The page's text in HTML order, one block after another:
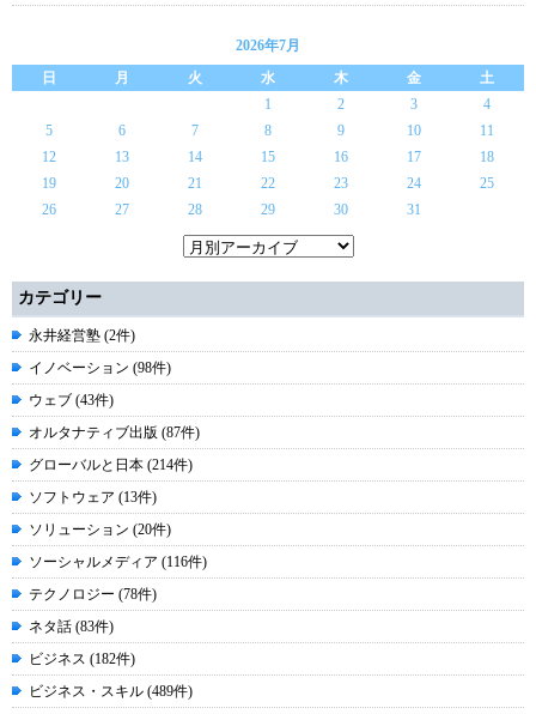
2026年7月
日
月 火 水 木 金
土
1
2 3
4
5
6 7 8 9 10
11
12
13 14 15 16 17
18
19
20 21 22 23 24
25
26
27 28 29 30 31
カテゴリー
永井経営塾 (2件)
イノベーション (98件)
ウェブ (43件)
オルタナティブ出版 (87件)
グローバルと日本 (214件)
ソフトウェア (13件)
ソリューション (20件)
ソーシャルメディア (116件)
テクノロジー (78件)
ネタ話 (83件)
ビジネス (182件)
ビジネス・スキル (489件)